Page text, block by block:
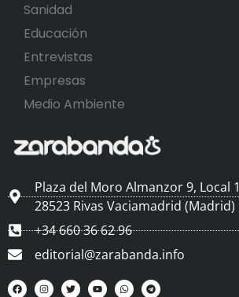
Sanidad
Educación
Entrevistas
Empresas
Medio Ambiente
Plaza del Moro Almanzor 9, Local 1
28523 Rivas Vaciamadrid (Madrid)
+34 660 36 62 96
editorial@zarabanda.info